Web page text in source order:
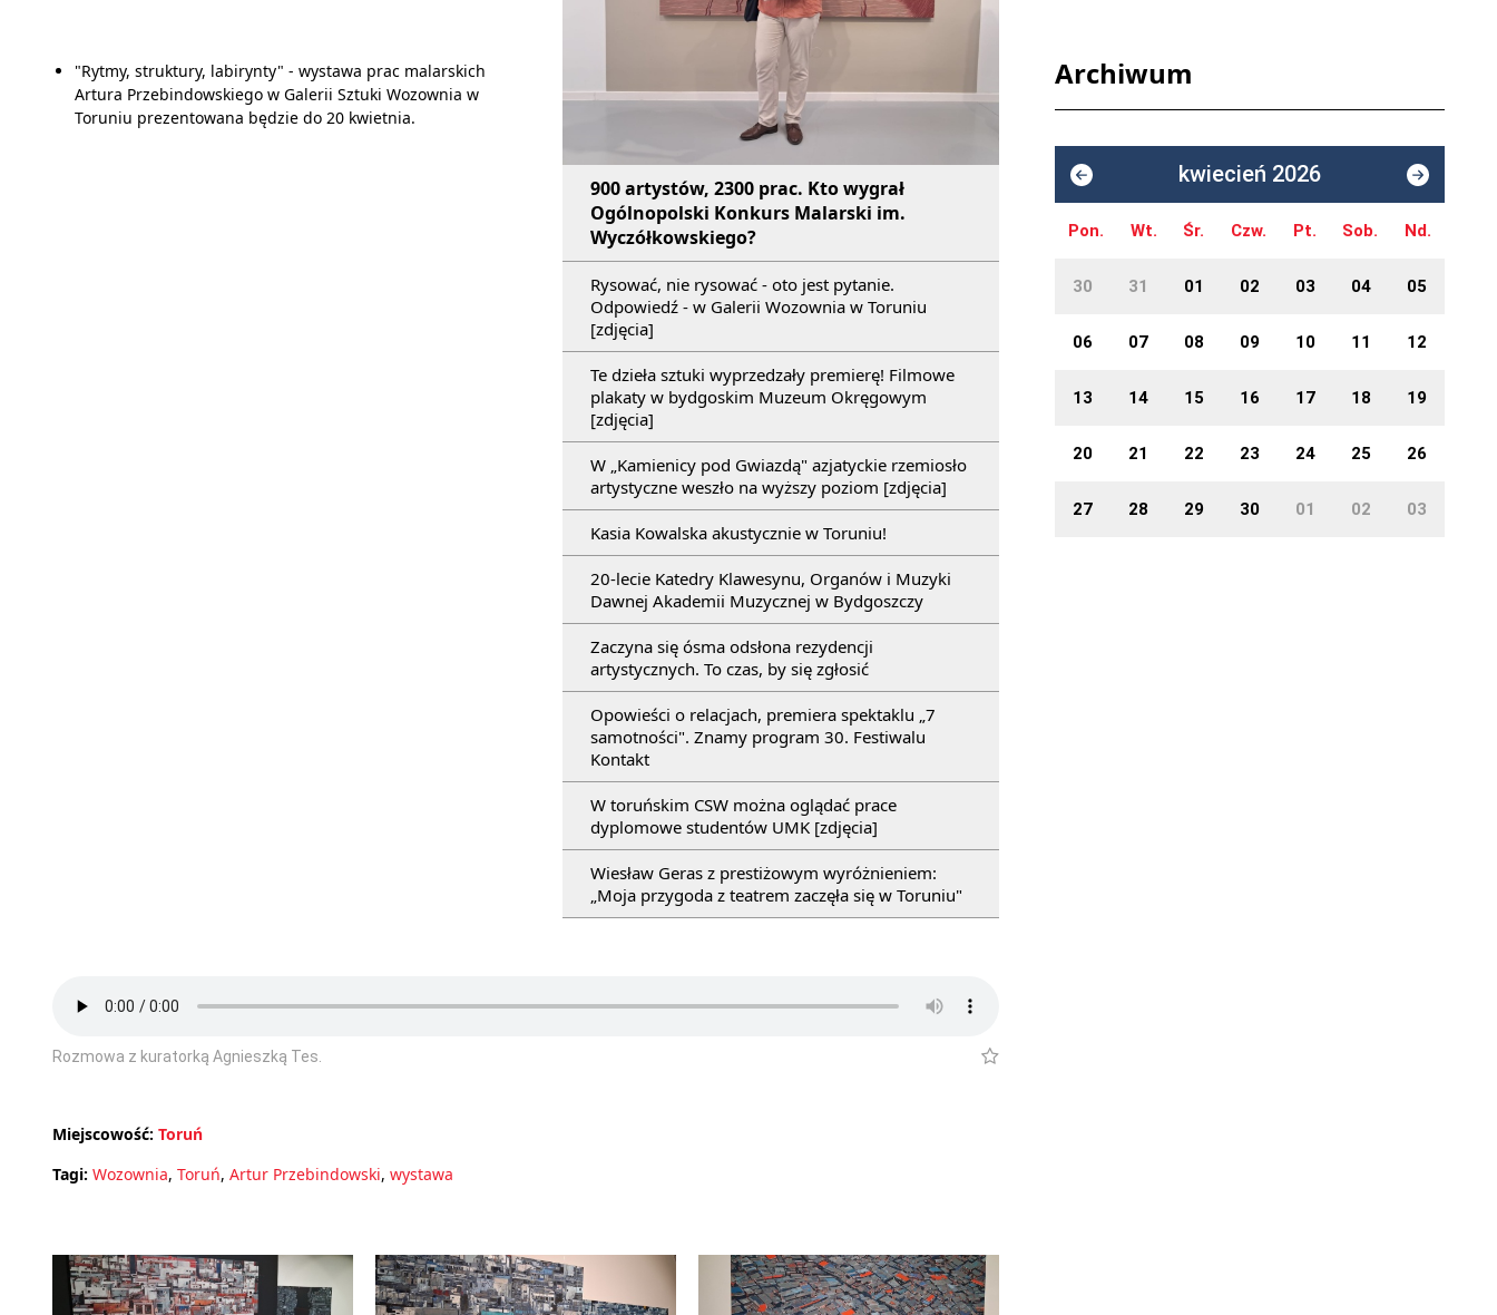
900 artystów, 2300 prac. Kto wygrał
Ogólnopolski Konkurs Malarski im.
Wyczółkowskiego?
Rysować, nie rysować - oto jest pytanie.
Odpowiedź - w Galerii Wozownia w Toruniu
[zdjęcia]
Te dzieła sztuki wyprzedzały premierę! Filmowe
plakaty w bydgoskim Muzeum Okręgowym
[zdjęcia]
W „Kamienicy pod Gwiazdą" azjatyckie rzemiosło
artystyczne weszło na wyższy poziom [zdjęcia]
Kasia Kowalska akustycznie w Toruniu!
20-lecie Katedry Klawesynu, Organów i Muzyki
Dawnej Akademii Muzycznej w Bydgoszczy
Zaczyna się ósma odsłona rezydencji
artystycznych. To czas, by się zgłosić
Opowieści o relacjach, premiera spektaklu „7
samotności". Znamy program 30. Festiwalu
Kontakt
W toruńskim CSW można oglądać prace
dyplomowe studentów UMK [zdjęcia]
Wiesław Geras z prestiżowym wyróżnieniem:
„Moja przygoda z teatrem zaczęła się w Toruniu"
"Rytmy, struktury, labirynty" - wystawa prac malarskich
Artura Przebindowskiego w Galerii Sztuki Wozownia w
Toruniu prezentowana będzie do 20 kwietnia.
Rozmowa z kuratorką Agnieszką Tes.
Miejscowość: Toruń
Tagi: Wozownia, Toruń, Artur Przebindowski, wystawa
Archiwum
kwiecień 2026
Pon. Wt. Śr. Czw. Pt. Sob. Nd.
30 31 01 02 03 04 05
06 07 08 09 10 11 12
13 14 15 16 17 18 19
20 21 22 23 24 25 26
27 28 29 30 01 02 03